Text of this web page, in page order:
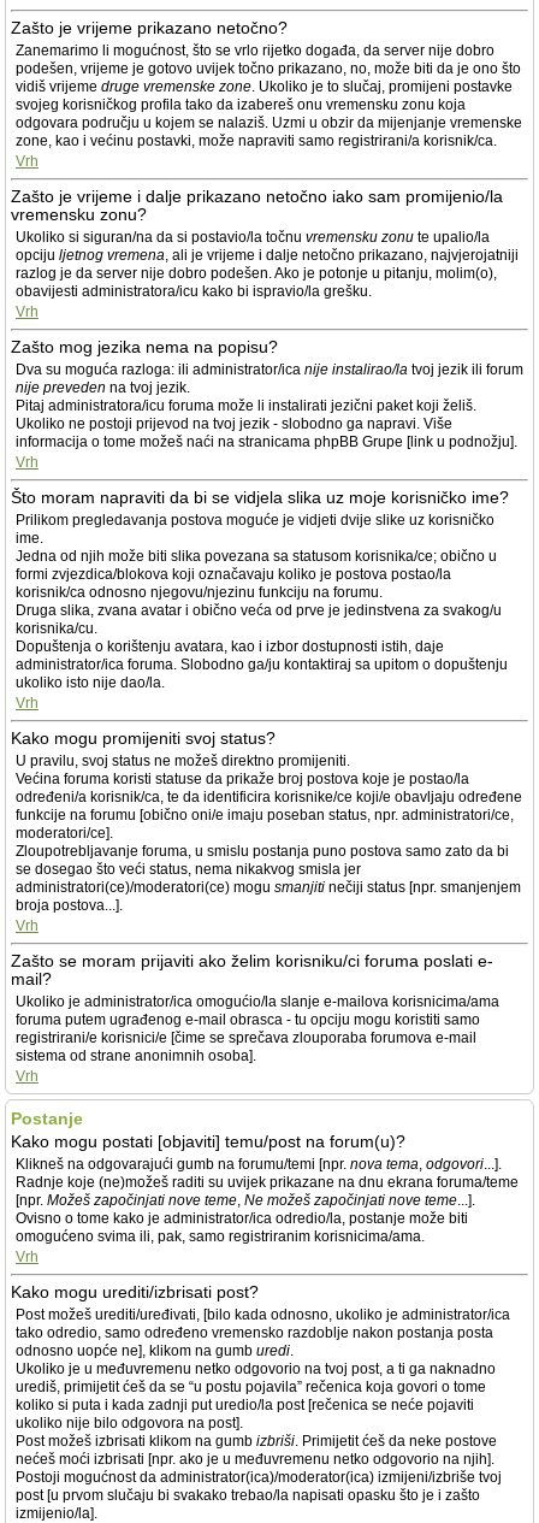
Zašto je vrijeme prikazano netočno?
Zanemarimo li mogućnost, što se vrlo rijetko događa, da server nije dobro
podešen, vrijeme je gotovo uvijek točno prikazano, no, može biti da je ono što
vidiš vrijeme druge vremenske zone. Ukoliko je to slučaj, promijeni postavke
svojeg korisničkog profila tako da izabereš onu vremensku zonu koja
odgovara području u kojem se nalaziš. Uzmi u obzir da mijenjanje vremenske
zone, kao i većinu postavki, može napraviti samo registrirani/a korisnik/ca.
Vrh
Zašto je vrijeme i dalje prikazano netočno iako sam promijenio/la
vremensku zonu?
Ukoliko si siguran/na da si postavio/la točnu vremensku zonu te upalio/la
opciju ljetnog vremena, ali je vrijeme i dalje netočno prikazano, najvjerojatniji
razlog je da server nije dobro podešen. Ako je potonje u pitanju, molim(o),
obavijesti administratora/icu kako bi ispravio/la grešku.
Vrh
Zašto mog jezika nema na popisu?
Dva su moguća razloga: ili administrator/ica nije instalirao/la tvoj jezik ili forum
nije preveden na tvoj jezik.
Pitaj administratora/icu foruma može li instalirati jezični paket koji želiš.
Ukoliko ne postoji prijevod na tvoj jezik - slobodno ga napravi. Više
informacija o tome možeš naći na stranicama phpBB Grupe [link u podnožju].
Vrh
Što moram napraviti da bi se vidjela slika uz moje korisničko ime?
Prilikom pregledavanja postova moguće je vidjeti dvije slike uz korisničko
ime.
Jedna od njih može biti slika povezana sa statusom korisnika/ce; obično u
formi zvjezdica/blokova koji označavaju koliko je postova postao/la
korisnik/ca odnosno njegovu/njezinu funkciju na forumu.
Druga slika, zvana avatar i obično veća od prve je jedinstvena za svakog/u
korisnika/cu.
Dopuštenja o korištenju avatara, kao i izbor dostupnosti istih, daje
administrator/ica foruma. Slobodno ga/ju kontaktiraj sa upitom o dopuštenju
ukoliko isto nije dao/la.
Vrh
Kako mogu promijeniti svoj status?
U pravilu, svoj status ne možeš direktno promijeniti.
Većina foruma koristi statuse da prikaže broj postova koje je postao/la
određeni/a korisnik/ca, te da identificira korisnike/ce koji/e obavljaju određene
funkcije na forumu [obično oni/e imaju poseban status, npr. administratori/ce,
moderatori/ce].
Zloupotrebljavanje foruma, u smislu postanja puno postova samo zato da bi
se dosegao što veći status, nema nikakvog smisla jer
administratori(ce)/moderatori(ce) mogu smanjiti nečiji status [npr. smanjenjem
broja postova...].
Vrh
Zašto se moram prijaviti ako želim korisniku/ci foruma poslati e-
mail?
Ukoliko je administrator/ica omogućio/la slanje e-mailova korisnicima/ama
foruma putem ugrađenog e-mail obrasca - tu opciju mogu koristiti samo
registrirani/e korisnici/e [čime se sprečava zlouporaba forumova e-mail
sistema od strane anonimnih osoba].
Vrh
Postanje
Kako mogu postati [objaviti] temu/post na forum(u)?
Klikneš na odgovarajući gumb na forumu/temi [npr. nova tema, odgovori...].
Radnje koje (ne)možeš raditi su uvijek prikazane na dnu ekrana foruma/teme
[npr. Možeš započinjati nove teme, Ne možeš započinjati nove teme...].
Ovisno o tome kako je administrator/ica odredio/la, postanje može biti
omogućeno svima ili, pak, samo registriranim korisnicima/ama.
Vrh
Kako mogu urediti/izbrisati post?
Post možeš urediti/uređivati, [bilo kada odnosno, ukoliko je administrator/ica
tako odredio, samo određeno vremensko razdoblje nakon postanja posta
odnosno uopće ne], klikom na gumb uredi.
Ukoliko je u međuvremenu netko odgovorio na tvoj post, a ti ga naknadno
urediš, primijetit ćeš da se “u postu pojavila” rečenica koja govori o tome
koliko si puta i kada zadnji put uredio/la post [rečenica se neće pojaviti
ukoliko nije bilo odgovora na post].
Post možeš izbrisati klikom na gumb izbriši. Primijetit ćeš da neke postove
nećeš moći izbrisati [npr. ako je u međuvremenu netko odgovorio na njih].
Postoji mogućnost da administrator(ica)/moderator(ica) izmijeni/izbriše tvoj
post [u prvom slučaju bi svakako trebao/la napisati opasku što je i zašto
izmijenio/la].